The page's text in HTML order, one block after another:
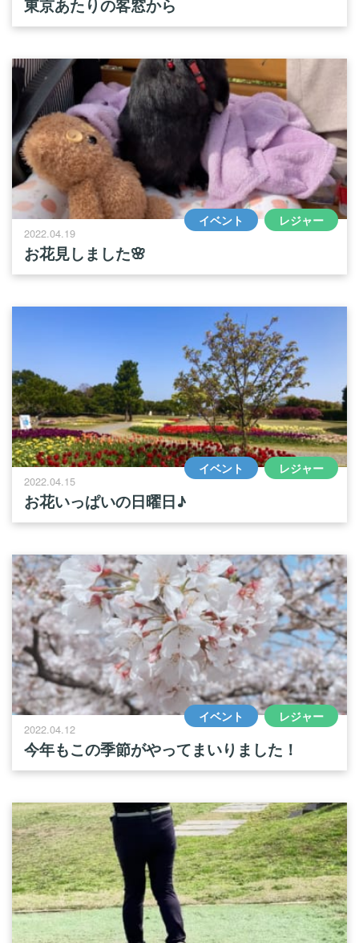
東京あたりの客窓から
2022.04.19
お花見しました🌸
イベント レジャー
2022.04.15
お花いっぱいの日曜日♪
イベント レジャー
2022.04.12
今年もこの季節がやってまいりました！
イベント レジャー